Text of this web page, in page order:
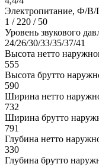
Электропитание, Ф/В/
1 / 220 / 50
Уровень звукового
24/26/30/33/35/37/41
Высота нетто
555
Высота брутто
590
Ширина нетто
732
Ширина брутто
791
Глубина нетто
330
Глубина брутто